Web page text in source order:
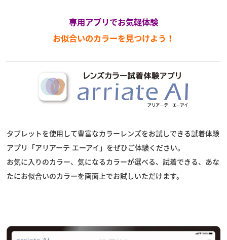
専用アプリでお気軽体験
お似合いのカラーを見つけよう！
タブレットを使用して豊富なカラーレンズをお試しできる試着体験
アプリ「アリアーテ エーアイ」をぜひご体験ください。
お気に入りのカラー、気になるカラーが選べる、試着できる、あな
たにお似合いのカラーを画面上でお試しいただけます。